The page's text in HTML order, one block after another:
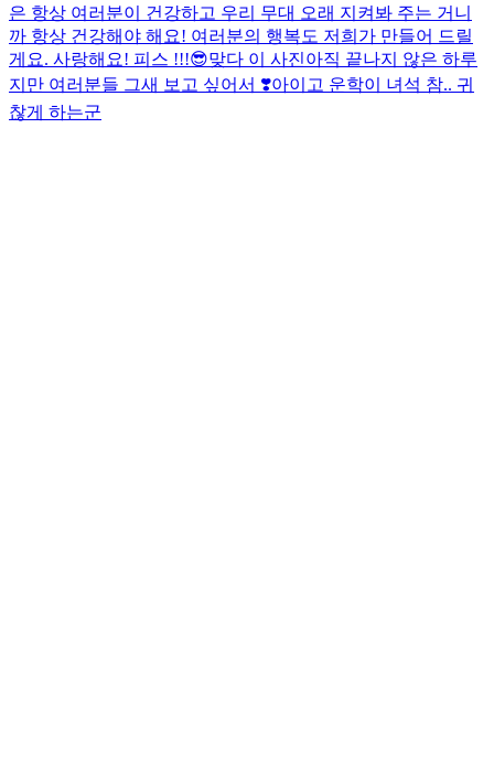
은 항상 여러분이 건강하고 우리 무대 오래 지켜봐 주는 거니
까 항상 건강해야 해요! 여러분의 행복도 저희가 만들어 드릴
게요. 사랑해요! 피스 !!!😎맞다 이 사진아직 끝나지 않은 하루
지만 여러분들 그새 보고 싶어서 ❣️아이고 운학이 녀석 참.. 귀
찮게 하는군